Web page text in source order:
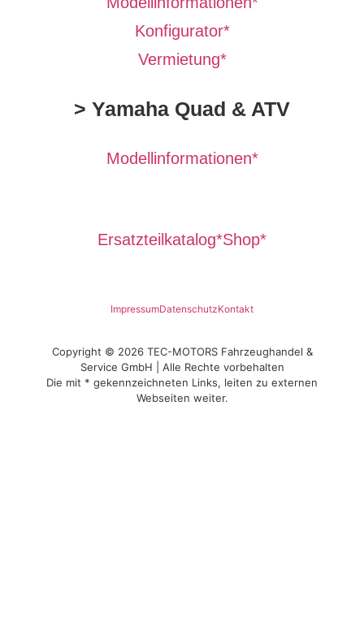
Konfigurator*
Vermietung*
> Yamaha Quad & ATV
Modellinformationen*
Ersatzteilkatalog*Shop*
Copyright © 2026 TEC-MOTORS Fahrzeughandel &
Service GmbH | Alle Rechte vorbehalten
Die mit * gekennzeichneten Links, leiten zu externen
Webseiten weiter.
ImpressumDatenschutzKontakt